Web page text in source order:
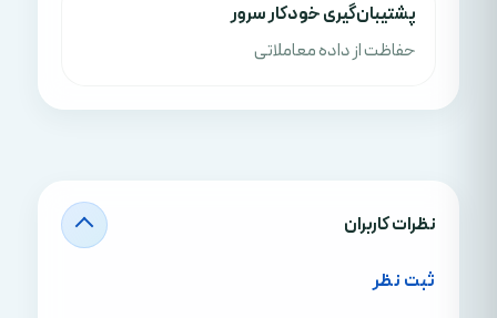
پشتیبان‌گیری خودکار سرور
حفاظت از داده معاملاتی
نظرات کاربران
ثبت نظر